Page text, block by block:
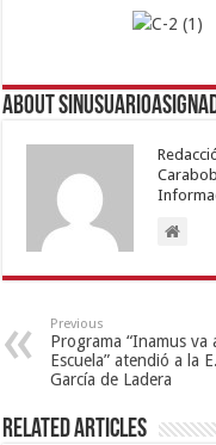
About
Previous
Programa “Inamus va
Escuela” atendió a la
García de Ladera
Related Articles